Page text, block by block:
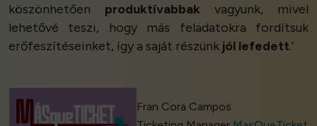
köszönhetően produktívabbak vagyunk, mivel
lehetővé teszi, hogy más feladatokra fordítsuk
erőfeszítéseinket, így a saját részünk jól lefedett.’
Fran Cora Campos